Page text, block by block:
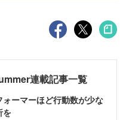
連載記事一覧
ーマーほど行動数が少な
を